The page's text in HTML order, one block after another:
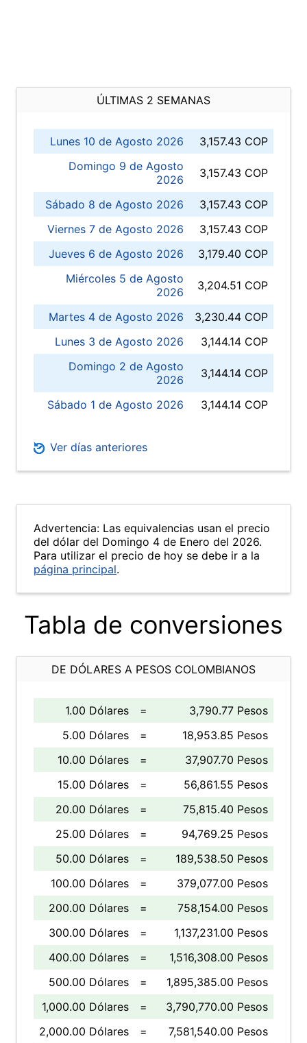
ÚLTIMAS 2 SEMANAS
Lunes 10 de Agosto 2026
3,157.43 COP
Domingo 9 de Agosto
2026
3,157.43 COP
Sábado 8 de Agosto 2026
3,157.43 COP
Viernes 7 de Agosto 2026
3,157.43 COP
Jueves 6 de Agosto 2026
3,179.40 COP
Miércoles 5 de Agosto
2026
3,204.51 COP
Martes 4 de Agosto 2026
3,230.44 COP
Lunes 3 de Agosto 2026
3,144.14 COP
Domingo 2 de Agosto
2026
3,144.14 COP
Sábado 1 de Agosto 2026 3,144.14 COP
Ver días anteriores
Advertencia: Las equivalencias usan el precio
del dólar del Domingo 4 de Enero del 2026.
Para utilizar el precio de hoy se debe ir a la
página principal.
Tabla de conversiones
DE DÓLARES A PESOS COLOMBIANOS
1.00 Dólares =
3,790.77 Pesos
5.00 Dólares
=
18,953.85 Pesos
10.00 Dólares
=
37,907.70 Pesos
15.00 Dólares
=
56,861.55 Pesos
20.00 Dólares
=
75,815.40 Pesos
25.00 Dólares
=
94,769.25 Pesos
50.00 Dólares
=
189,538.50 Pesos
100.00 Dólares
=
379,077.00 Pesos
200.00 Dólares
=
758,154.00 Pesos
300.00 Dólares
=
1,137,231.00 Pesos
400.00 Dólares
=
1,516,308.00 Pesos
500.00 Dólares
=
1,895,385.00 Pesos
1,000.00 Dólares
=
3,790,770.00 Pesos
2,000.00 Dólares
=
7,581,540.00 Pesos